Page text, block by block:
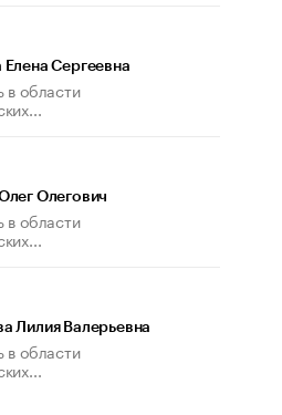
иначе». Как живет глава
Сергеевна
в области
Олегович
в области
Лилия Валерьевна
в области